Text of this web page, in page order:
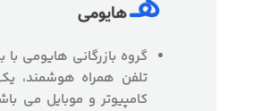
تلفن همراه هوشمند،
کامپیوتر و موبایل می